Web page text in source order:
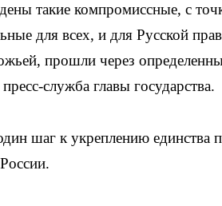
такие компромиссные, с
для всех, и для Русской
прошли через
служба главы государства.
шаг к укреплению единства